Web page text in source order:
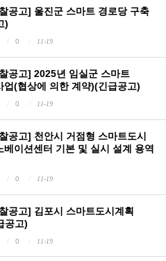
공고] 울진군 스마트 경로당 구축
)
0 11-19
공고] 2025년 임실군 스마트
업(협상에 의한 계약)(긴급공고)
0 11-19
공고] 천안시 거점형 스마트도시
베이션센터 기본 및 실시 설계 용역
0 11-19
공고] 김포시 스마트도시계획
공고)
0 11-19